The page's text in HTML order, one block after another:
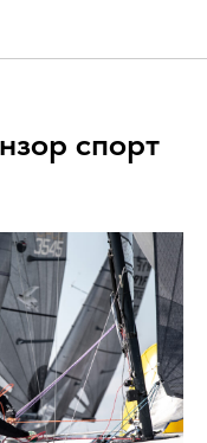
спорт